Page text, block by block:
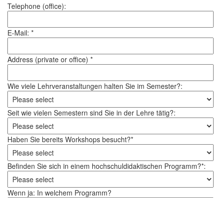
Telephone (office):
E-Mail: *
Address (private or office) *
Wie viele Lehrveranstaltungen halten Sie im Semester?:
Seit wie vielen Semestern sind Sie in der Lehre tätig?:
Haben Sie bereits Workshops besucht?*
Befinden Sie sich in einem hochschuldidaktischen Programm?*:
Wenn ja: In welchem Programm?